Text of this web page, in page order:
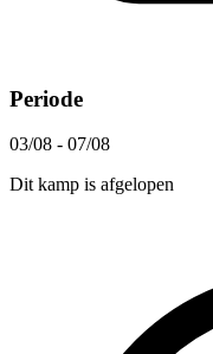
Periode
03/08 - 07/08
Dit kamp is afgelopen